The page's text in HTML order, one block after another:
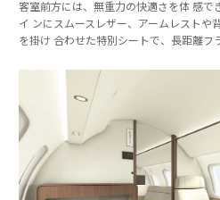
客室前方には、無重力の快適さを体 感で
イ ンにスムースレザー、アームレストや
を掛け 合わせた特別シートで、長距離フ